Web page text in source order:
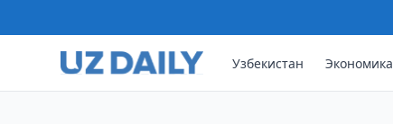
Узбекистан Экономика